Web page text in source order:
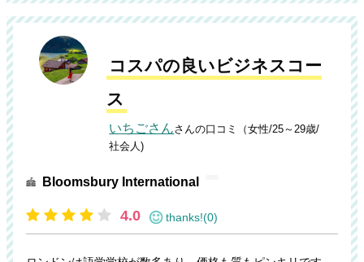
コスパの良いビジネスコー
ス
いちごさんさんの口コミ（女性/25～29歳/
社会人)
Bloomsbury International
4.0 thanks!(0)